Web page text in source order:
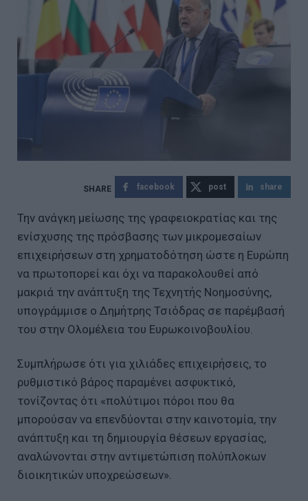
facebook post share
Την ανάγκη μείωσης της γραφειοκρατίας και της
ενίσχυσης της πρόσβασης των μικρομεσαίων
επιχειρήσεων στη χρηματοδότηση ώστε η Ευρώπη
να πρωτοπορεί και όχι να παρακολουθεί από
μακριά την ανάπτυξη της Τεχνητής Νοημοσύνης,
υπογράμμισε ο Δημήτρης Τσιόδρας σε παρέμβασή
του στην Ολομέλεια του Ευρωκοινοβουλίου.
Συμπλήρωσε ότι για χιλιάδες επιχειρήσεις, το
ρυθμιστικό βάρος παραμένει ασφυκτικό,
τονίζοντας ότι «πολύτιμοι πόροι που θα
μπορούσαν να επενδύονται στην καινοτομία, την
ανάπτυξη και τη δημιουργία θέσεων εργασίας,
αναλώνονται στην αντιμετώπιση πολύπλοκων
διοικητικών υποχρεώσεων».